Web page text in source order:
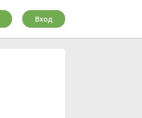
Вход